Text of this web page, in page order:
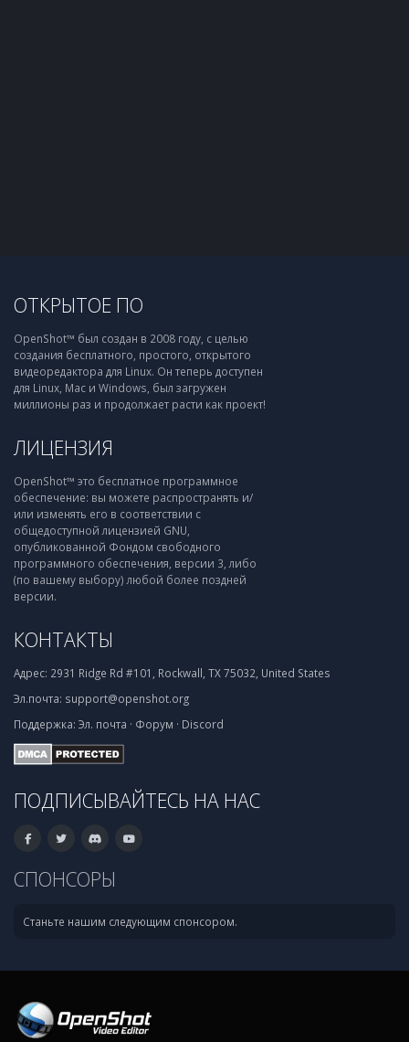
ОТКРЫТОЕ ПО
OpenShot™ был создан в 2008 году, с целью
создания бесплатного, простого, открытого
видеоредактора для Linux. Он теперь доступен
для Linux, Mac и Windows, был загружен
миллионы раз и продолжает расти как проект!
ЛИЦЕНЗИЯ
OpenShot™ это бесплатное программное
обеспечение: вы можете распространять и/
или изменять его в соответствии с
общедоступной лицензией GNU,
опубликованной Фондом свободного
программного обеспечения, версии 3, либо
(по вашему выбору) любой более поздней
версии.
КОНТАКТЫ
Адрес: 2931 Ridge Rd #101, Rockwall, TX 75032, United States
Эл.почта: support@openshot.org
Поддержка: Эл. почта · Форум · Discord
ПОДПИСЫВАЙТЕСЬ НА НАС
СПОНСОРЫ
Станьте нашим следующим спонсором.